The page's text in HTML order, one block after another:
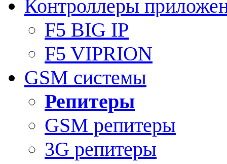
Контроллеры
F5 BIG IP
F5 VIPRION
GSM системы
Репитеры
GSM репитеры
3G репитеры